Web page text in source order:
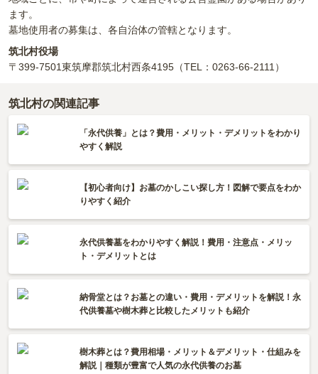
ます。
墓地使用者の募集は、各自治体の管轄となります。
筑北村役場
〒399-7501東筑摩郡筑北村西条4195 （TEL：0263-66-2111）
筑北村の関連記事
「永代供養」とは？費用・メリット・デメリットをわかり
やすく解説
【初心者向け】お墓のかしこい探し方！図解で要点をわか
りやすく紹介
永代供養墓をわかりやすく解説！費用・注意点・メリッ
ト・デメリットとは
納骨堂とは？お墓との違い・費用・デメリットを解説！永
代供養墓や樹木葬と比較したメリットも紹介
樹木葬とは？費用相場・メリット＆デメリット・仕組みを
解説｜種類が豊富で人気の永代供養のお墓